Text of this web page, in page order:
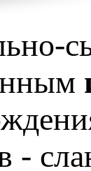
-